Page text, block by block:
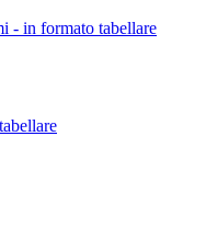
- in formato tabellare